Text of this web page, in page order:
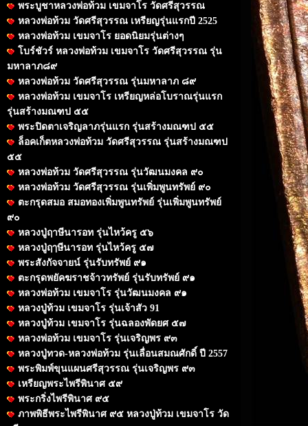
พระบูชาหลวงพ่อท้วม เขมจาโร วัดศรีสุวรรณ
หลวงพ่อท้วม วัดศรีสุวรรณ เหรียญรุ่นแรกปี 2525
หลวงพ่อท้วม เขมจาโร ยอดนิยมรุ่นต่างๆ
โบร์ชัวร์ หลวงพ่อท้วม เขมจาโร วัดศรีสุวรรณ รุ่น
มหาลาภ๘๙
หลวงพ่อท้วม วัดศรีสุวรรณ รุ่นมหาลาภ ๘๙
หลวงพ่อท้วม เขมจาโร เหรียญหล่อโบราณรุ่นแรก
รุ่นสร้างมณฑป ๕๕
พระปิดตาเจริญลาภรุ่นแรก รุ่นสร้างมณฑป ๕๕
ล็อคเก็ตหลวงพ่อท้วม วัดศรีสุวรรณ รุ่นสร้างมณฑป
๕๕
หลวงพ่อท้วม วัดศรีสุวรรณ รุ่นวัฒนมงคล ๙๐
หลวงพ่อท้วม วัดศรีสุวรรณ รุ่นเพิ่มพูนทรัพย์ ๙๐
ตะกรุดสมอ สมอทองเพิ่มพูนทรัพย์ รุ่นเพิ่มพูนทรัพย์
๙๐
หลวงปู่ฤาษีนารอท รุ่นไหว้ครู ๕๖
หลวงปู่ฤๅษีนารอท รุ่นไหว้ครู ๕๗
พระสังกัจจายน์ รุ่นรับทรัพย์ ๙๑
ตะกรุดพยัคฆราชจ้าวทรัพย์ รุ่นรับทรัพย์ ๙๑
หลวงพ่อท้วม เขมจาโร รุ่นวัฒนมงคล ๙๑
หลวงปู่ท้วม เขมจาโร รุ่นเจ้าสัว 91
หลวงปู่ท้วม เขมจาโร รุ่นฉลองพัดยศ ๕๗
หลวงพ่อท้วม เขมจาโร รุ่นเจริญพร ๙๓
หลวงปู่ทวด-หลวงพ่อท้วม รุ่นเลื่อนสมณศักดิ์ ปี 2557
พระพิมพ์ขุนแผนศรีสุวรรณ รุ่นเจริญพร ๙๓
เหรียญพระไพรีพินาศ ๕๙
พระกริ่งไพรีพินาศ ๙๕
ภาพพิธีพระไพรีพินาศ ๙๕ หลวงปู่ท้วม เขมจาโร วัด